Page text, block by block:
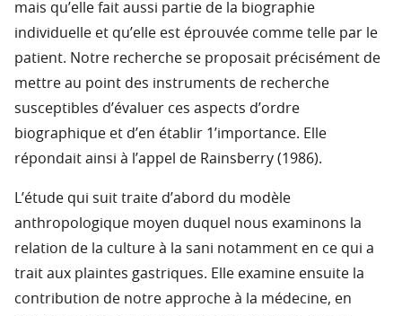
mais qu’elle fait aussi partie de la biographie
individuelle et qu’elle est éprouvée comme telle par le
patient. Notre recherche se proposait précisément de
mettre au point des instruments de recherche
susceptibles d’évaluer ces aspects d’ordre
biographique et d’en établir 1’importance. Elle
répondait ainsi à l’appel de Rainsberry (1986).
L’étude qui suit traite d’abord du modèle
anthropologique moyen duquel nous examinons la
relation de la culture à la sani notamment en ce qui a
trait aux plaintes gastriques. Elle examine ensuite la
contribution de notre approche à la médecine, en